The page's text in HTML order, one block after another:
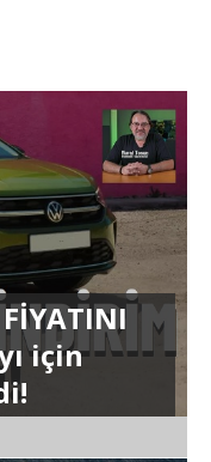
FİYATINI
için